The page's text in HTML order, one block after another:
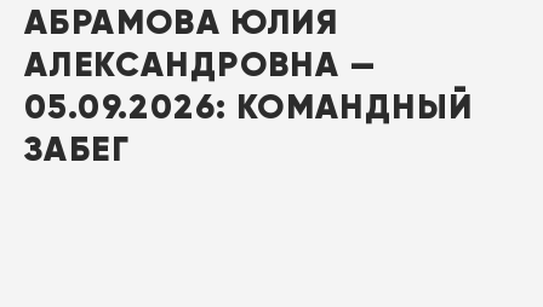
АБРАМОВА ЮЛИЯ
АЛЕКСАНДРОВНА —
05.09.2026: КОМАНДНЫЙ
ЗАБЕГ